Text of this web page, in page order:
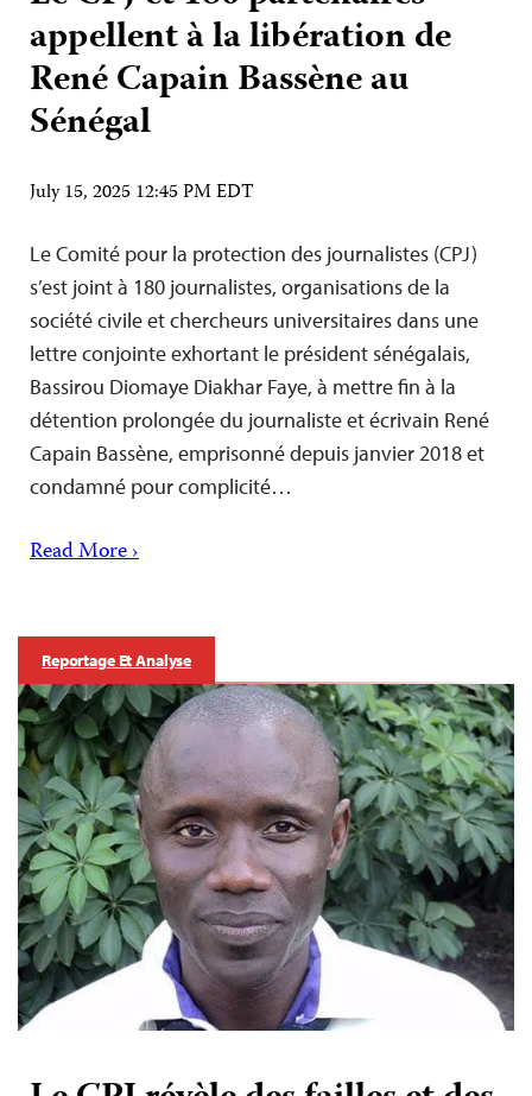
appellent à la libération de
René Capain Bassène au
Sénégal
July 15, 2025 12:45 PM EDT
Le Comité pour la protection des journalistes (CPJ)
s’est joint à 180 journalistes, organisations de la
société civile et chercheurs universitaires dans une
lettre conjointe exhortant le président sénégalais,
Bassirou Diomaye Diakhar Faye, à mettre fin à la
détention prolongée du journaliste et écrivain René
Capain Bassène, emprisonné depuis janvier 2018 et
condamné pour complicité…
Read More ›
Reportage Et Analyse